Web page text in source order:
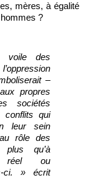
mères, à égalité
?
voile des
–
propres
sociétés
conflits qui
leur sein
rôle des
plus qu’à
réel ou
ci. » écrit